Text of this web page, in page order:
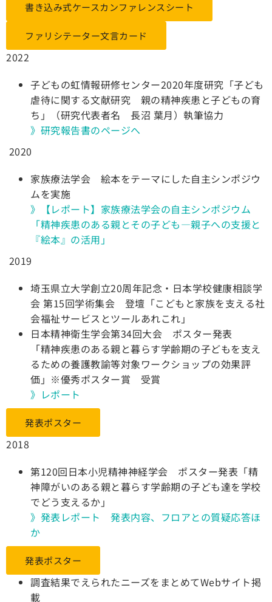
書き込み式ケースカンファレンスシート
ファリシテーター文言カード
2022
子どもの虹情報研修センター2020年度研究「子ども
虐待に関する文献研究 親の精神疾患と子どもの育
ち」（研究代表者名 長沼 葉月）執筆協力
》研究報告書のページへ
2020
家族療法学会 絵本をテーマにした自主シンポジウ
ムを実施
》【レポート】家族療法学会の自主シンポジウム
「精神疾患のある親とその子ども―親子への支援と
『絵本』の活用」
2019
埼玉県立大学創立20周年記念・日本学校健康相談学
会 第15回学術集会 登壇「こどもと家族を支える社
会福祉サービスとツールあれこれ」
日本精神衛生学会第34回大会 ポスター発表
「精神疾患のある親と暮らす学齢期の子どもを支え
るための養護教諭等対象ワークショップの効果評
価」※優秀ポスター賞 受賞
》レポート
発表ポスター
2018
第120回日本小児精神神経学会 ポスター発表 「精
神障がいのある親と暮らす学齢期の子ども達を学校
でどう支えるか」
》発表レポート 発表内容、フロアとの質疑応答ほ
か
発表ポスター
調査結果でえられたニーズをまとめてWebサイト掲
載